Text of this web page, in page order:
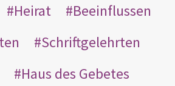
Heirat
Beeinflussen
Schriftgelehrten
Haus des Gebetes